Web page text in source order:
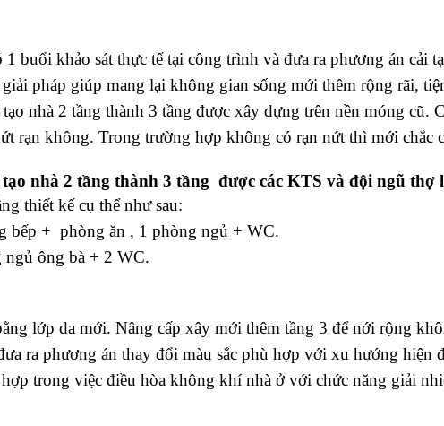
buổi khảo sát thực tế tại công trình và đưa ra phương án cải
pháp giúp mang lại không gian sống mới thêm rộng rãi,
nhà 2 tầng thành 3 tầng được xây dựng trên nền móng cũ.
rạn không. Trong trường hợp không có rạn nứt thì mới chắc
nhà 2 tầng thành 3 tầng được các KTS và đội ngũ thợ
thiết kế cụ thể như sau:
bếp + phòng ăn , 1 phòng ngủ + WC.
ngủ ông bà + 2 WC.
lớp da mới. Nâng cấp xây mới thêm tầng 3 để nới rộng
ra phương án thay đổi màu sắc phù hợp với xu hướng hiện
trong việc điều hòa không khí nhà ở với chức năng giải